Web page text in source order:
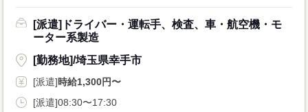
[派遣]ドライバー・運転手、検査、車・航空機・モ
ーター系製造
[勤務地]/埼玉県幸手市
[派遣]時給1,300円〜
[派遣]08:30〜17:30